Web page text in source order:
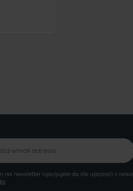
na newsletter izjavljujete da ste upoznati s